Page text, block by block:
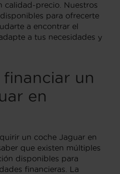
calidad-precio. Nuestros
para ofrecerte
a encontrar el
a tus necesidades y
financiar un
en
un coche Jaguar en
que existen múltiples
disponibles para
financieras. La